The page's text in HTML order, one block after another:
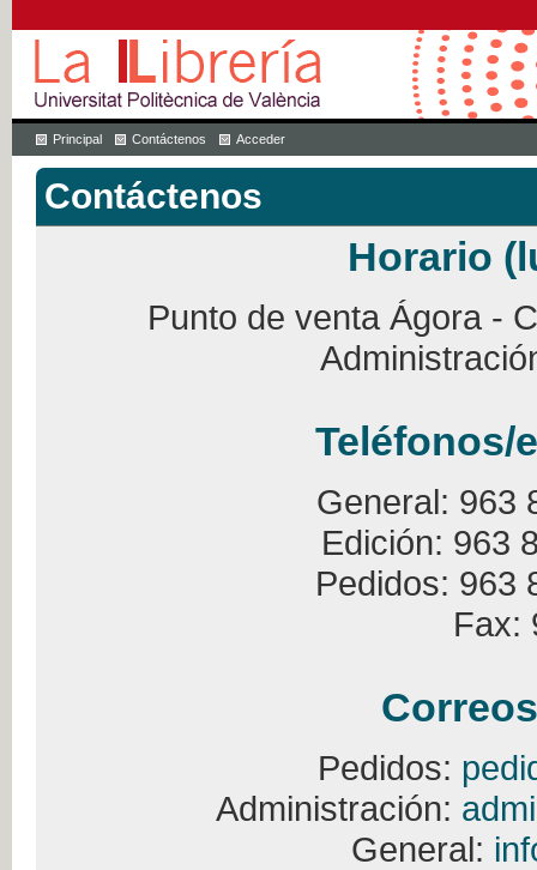
Principal Contáctenos Acceder
Contáctenos
Horario
Punto de venta Ágora -
Teléfonos/
General: 963
Edición: 963
Pedidos: 963
Fax:
Pedidos:
Administración:
General: